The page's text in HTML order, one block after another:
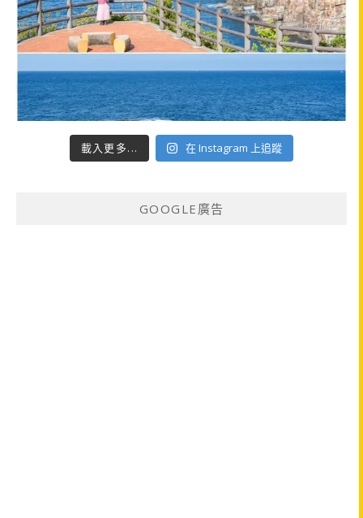
載入更多... 在 Instagram 上追蹤
GOOGLE廣告